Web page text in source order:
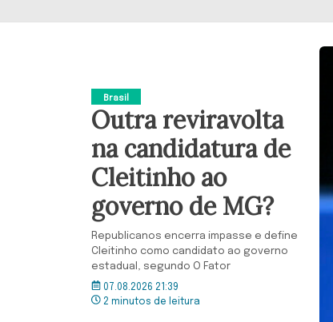
Brasil
Outra reviravolta
na candidatura de
Cleitinho ao
governo de MG?
Republicanos encerra impasse e define
Cleitinho como candidato ao governo
estadual, segundo O Fator
07.08.2026 21:39
2 minutos de leitura